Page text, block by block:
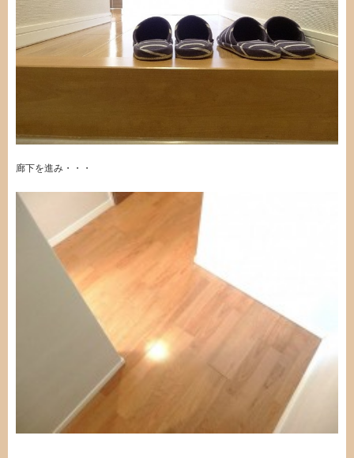
廊下を進み・・・